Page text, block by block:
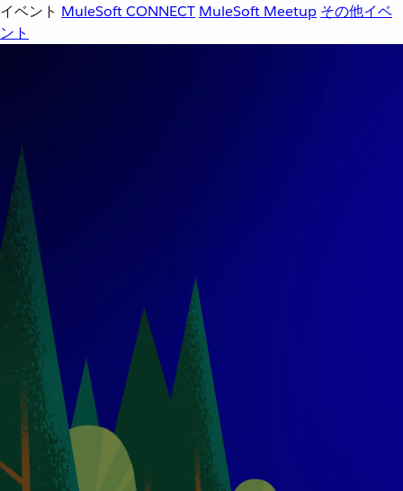
イベント MuleSoft CONNECT MuleSoft Meetup その他イベ
ント